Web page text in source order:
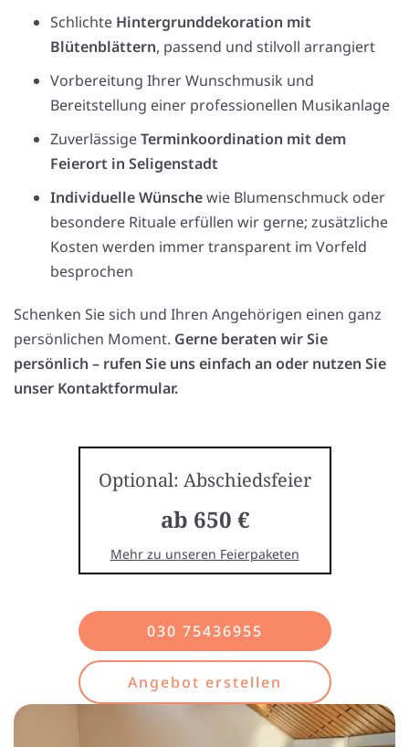
Schlichte Hintergrunddekoration mit
Blütenblättern, passend und stilvoll arrangiert
Vorbereitung Ihrer Wunschmusik und
Bereitstellung einer professionellen Musikanlage
ZuverlässigeTerminkoordination mit dem
Feierort in Seligenstadt
Individuelle Wünschewie Blumenschmuck oder
besondere Rituale erfüllen wir gerne; zusätzliche
Kosten werden immer transparent im Vorfeld
besprochen
Schenken Sie sich und Ihren Angehörigen einen ganz
persönlichen Moment. Gerne beraten wir Sie
persönlich – rufen Sie uns einfach an oder nutzen Sie
unser Kontaktformular.
Optional: Abschiedsfeier
ab 650 €
Mehr zu unseren Feierpaketen
030 75436955
Angebot erstellen